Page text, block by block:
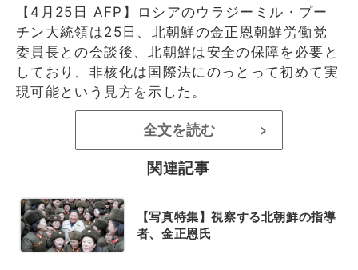
【4月25日 AFP】ロシアのウラジーミル・プー
チン大統領は25日、北朝鮮の金正恩朝鮮労働党
委員長との会談後、北朝鮮は安全の保障を必要と
しており、非核化は国際法にのっとって初めて実
現可能という見方を示した。
全文を読む >
関連記事
【写真特集】視察する北朝鮮の指導
者、金正恩氏